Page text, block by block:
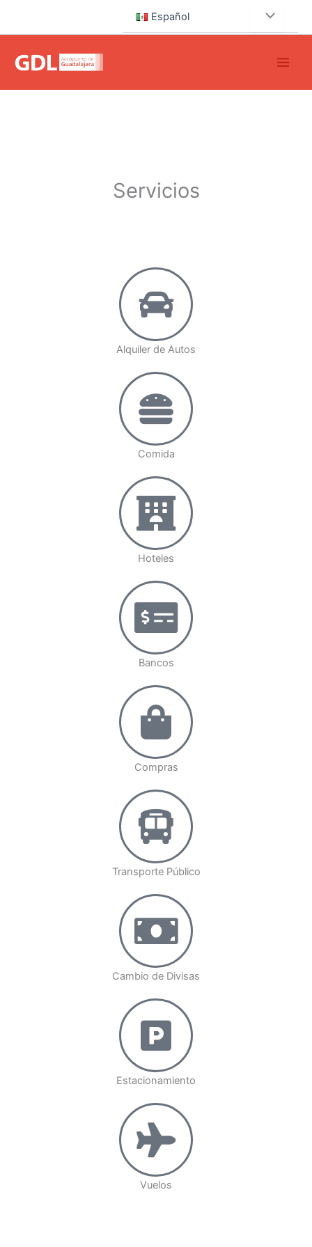
Español
Servicios
Alquiler de Autos
Comida
Hoteles
Bancos
Compras
Transporte Público
Cambio de Divisas
Estacionamiento
Vuelos